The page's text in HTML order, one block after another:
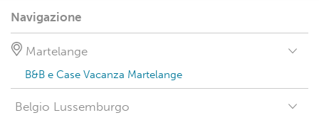
Navigazione
Martelange
B&B e Case Vacanza Martelange
Belgio Lussemburgo